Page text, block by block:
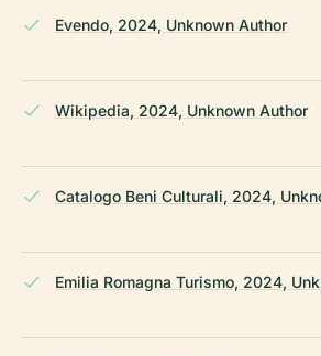
Evendo, 2024, Unknown Author
Wikipedia, 2024, Unknown Author
Catalogo Beni Culturali, 2024,
Emilia Romagna Turismo, 2024,